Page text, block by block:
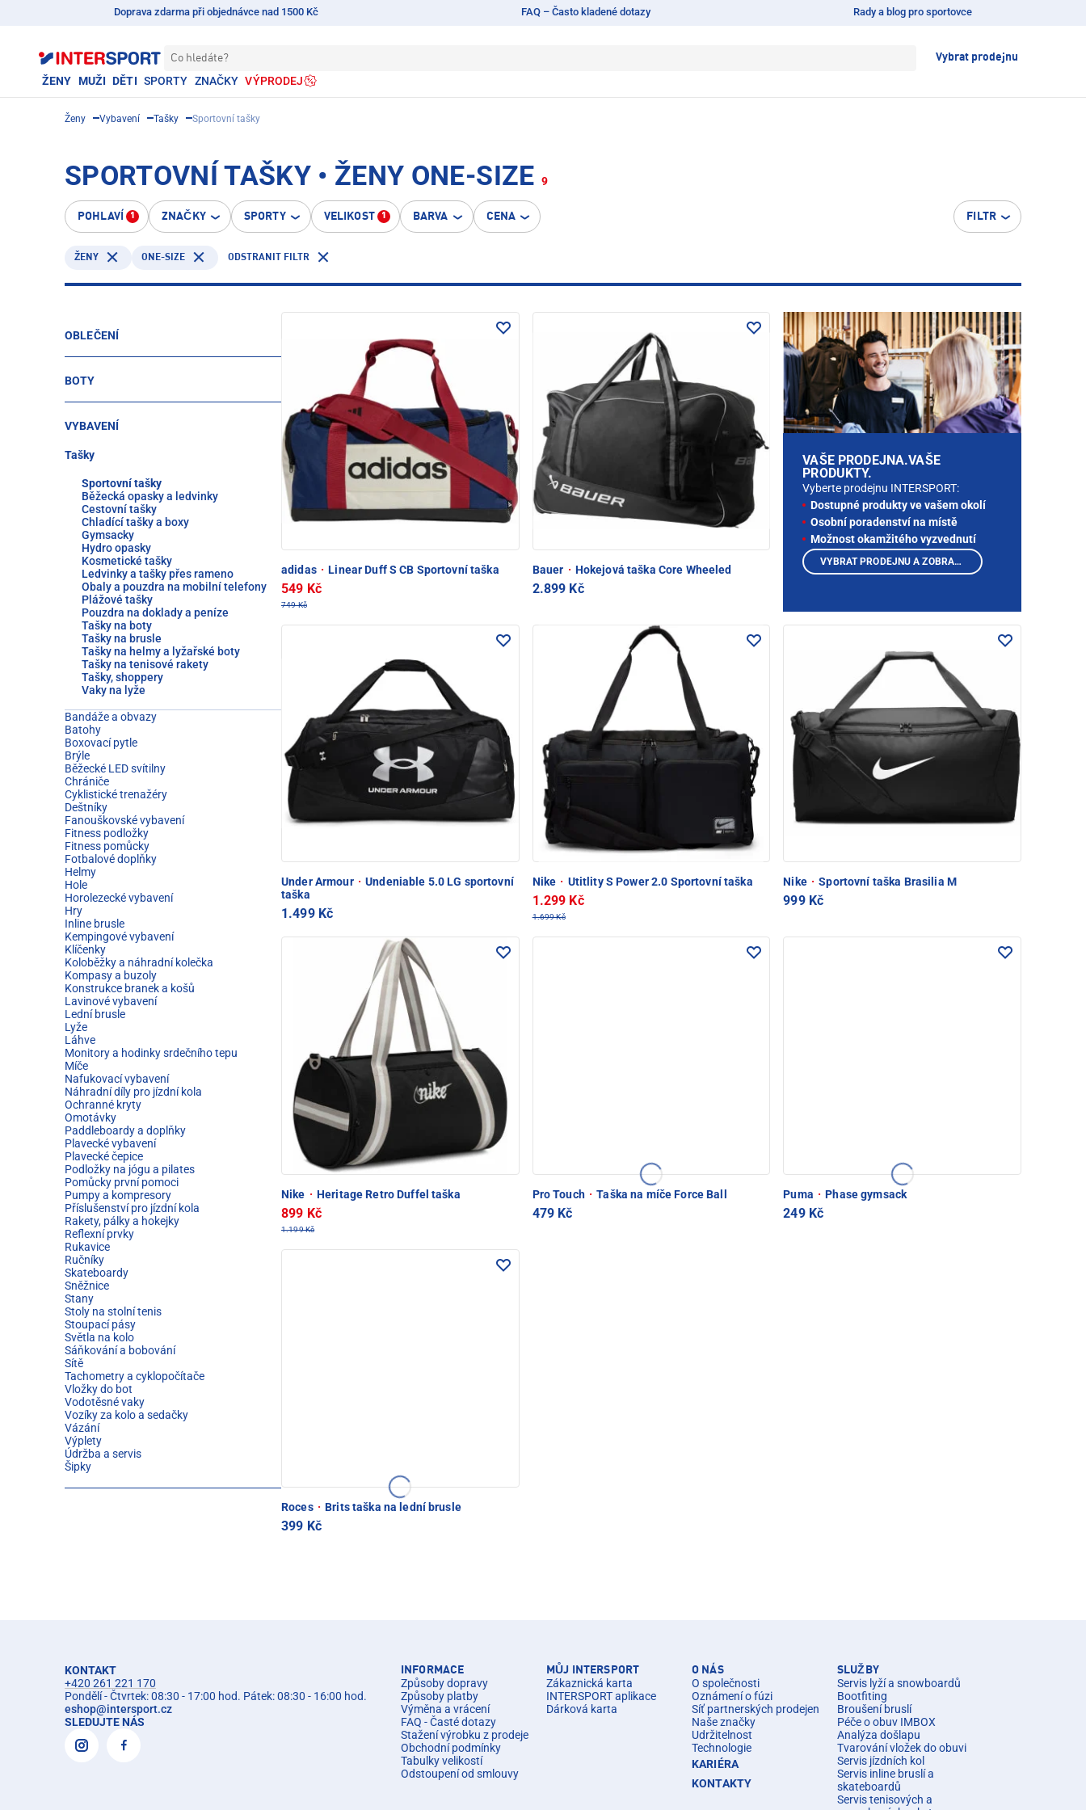
Doprava zdarma při objednávce nad 1500 Kč FAQ – Často kladené dotazy Rady a blog pro sportovce
Co hledáte? Vybrat prodejnu
ŽENY MUŽI DĚTI SPORTY ZNAČKY VÝPRODEJ
Ženy Vybavení Tašky Sportovní tašky
SPORTOVNÍ TAŠKY • ŽENY ONE-SIZE 9
POHLAVÍ 1 ZNAČKY SPORTY VELIKOST 1 BARVA CENA FILTR
ŽENY ONE-SIZE ODSTRANIT FILTR
OBLEČENÍ
BOTY
VYBAVENÍ
Tašky
Sportovní tašky
Běžecká opasky a ledvinky
Cestovní tašky
Chladící tašky a boxy
Gymsacky
Hydro opasky
Kosmetické tašky
Ledvinky a tašky přes rameno
Obaly a pouzdra na mobilní telefony
Plážové tašky
Pouzdra na doklady a peníze
Tašky na boty
Tašky na brusle
Tašky na helmy a lyžařské boty
Tašky na tenisové rakety
Tašky, shoppery
Vaky na lyže
Bandáže a obvazy
Batohy
Boxovací pytle
Brýle
Běžecké LED svítilny
Chrániče
Cyklistické trenažéry
Deštníky
Fanouškovské vybavení
Fitness podložky
Fitness pomůcky
Fotbalové doplňky
Helmy
Hole
Horolezecké vybavení
Hry
Inline brusle
Kempingové vybavení
Klíčenky
Koloběžky a náhradní kolečka
Kompasy a buzoly
Konstrukce branek a košů
Lavinové vybavení
Lední brusle
Lyže
Láhve
Monitory a hodinky srdečního tepu
Míče
Nafukovací vybavení
Náhradní díly pro jízdní kola
Ochranné kryty
Omotávky
Paddleboardy a doplňky
Plavecké vybavení
Plavecké čepice
Podložky na jógu a pilates
Pomůcky první pomoci
Pumpy a kompresory
Příslušenství pro jízdní kola
Rakety, pálky a hokejky
Reflexní prvky
Rukavice
Ručníky
Skateboardy
Sněžnice
Stany
Stoly na stolní tenis
Stoupací pásy
Světla na kolo
Sáňkování a bobování
Sítě
Tachometry a cyklopočítače
Vložky do bot
Vodotěsné vaky
Vozíky za kolo a sedačky
Vázání
Výplety
Údržba a servis
Šipky
adidas · Linear Duff S CB Sportovní taška
549 Kč
749 Kč
Bauer · Hokejová taška Core Wheeled
2.899 Kč
Under Armour · Undeniable 5.0 LG sportovní
taška
1.499 Kč
Nike · Utitlity S Power 2.0 Sportovní taška
1.299 Kč
1.699 Kč
Nike · Sportovní taška Brasilia M
999 Kč
Nike · Heritage Retro Duffel taška
899 Kč
1.199 Kč
Pro Touch · Taška na míče Force Ball
479 Kč
Puma · Phase gymsack
249 Kč
Roces · Brits taška na lední brusle
399 Kč
VAŠE PRODEJNA.VAŠE
PRODUKTY.
Vyberte prodejnu INTERSPORT:
Dostupné produkty ve vašem okolí
Osobní poradenství na místě
Možnost okamžitého vyzvednutí
VYBRAT PRODEJNU A ZOBRAZIT PRODUKTY
KONTAKT
+420 261 221 170
Pondělí - Čtvrtek: 08:30 - 17:00 hod. Pátek: 08:30 - 16:00 hod.
eshop@intersport.cz
SLEDUJTE NÁS
INFORMACE
Způsoby dopravy
Způsoby platby
Výměna a vrácení
FAQ - Časté dotazy
Stažení výrobku z prodeje
Obchodní podmínky
Tabulky velikostí
Odstoupení od smlouvy
MŮJ INTERSPORT
Zákaznická karta
INTERSPORT aplikace
Dárková karta
O NÁS
O společnosti
Oznámení o fúzi
Síť partnerských prodejen
Naše značky
Udržitelnost
Technologie
KARIÉRA
KONTAKTY
SLUŽBY
Servis lyží a snowboardů
Bootfiting
Broušení bruslí
Péče o obuv IMBOX
Analýza došlapu
Tvarování vložek do obuvi
Servis jízdních kol
Servis inline bruslí a
skateboardů
Servis tenisových a